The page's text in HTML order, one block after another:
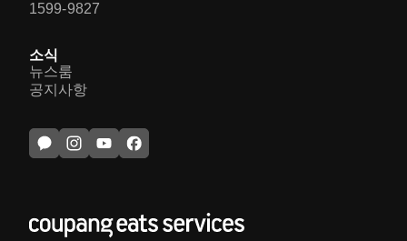
1599-9827
소식
뉴스룸
공지사항